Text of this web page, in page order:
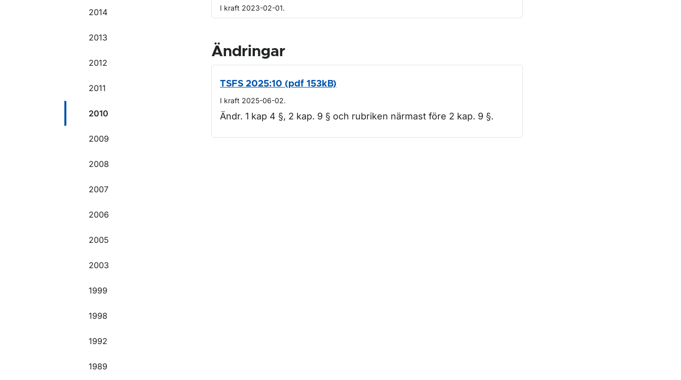
2014
2013
2012
2011
2010
2009
2008
2007
2006
2005
2003
1999
1998
1992
1989
I kraft 2023-02-01.
Ändringar
TSFS 2025:10 (pdf 153kB)
I kraft 2025-06-02.
Ändr. 1 kap 4 §, 2 kap. 9 § och rubriken närmast före 2 kap. 9 §.